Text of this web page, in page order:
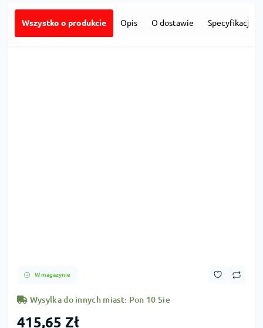
Wszystko o produkcie Opis O dostawie Specyfikacja
W magazynie
Wysylka do innych miast: Pon 10 Sie
415,65 Zł